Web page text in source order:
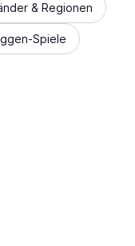
& Regionen
Spiele